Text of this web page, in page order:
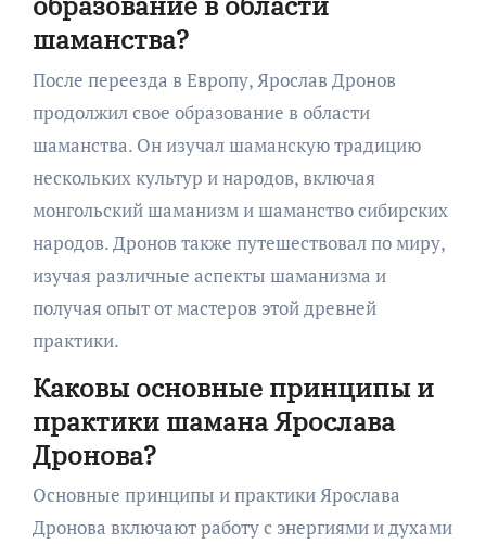
шаманства?
После переезда в Европу, Ярослав Дронов
продолжил свое образование в области
шаманства. Он изучал шаманскую традицию
нескольких культур и народов, включая
монгольский шаманизм и шаманство сибирских
народов. Дронов также путешествовал по миру,
изучая различные аспекты шаманизма и
получая опыт от мастеров этой древней
практики.
Каковы основные принципы и
практики шамана Ярослава
Дронова?
Основные принципы и практики Ярослава
Дронова включают работу с энергиями и духами